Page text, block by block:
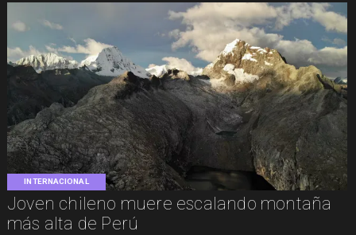
INTERNACIONAL
Joven chileno muere escalando montaña
más alta de Perú